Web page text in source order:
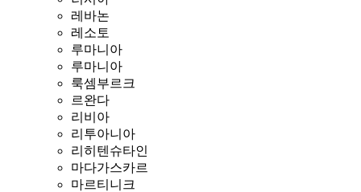
레바논
레소토
루마니아
루마니아
룩셈부르크
르완다
리비아
리투아니아
리히텐슈타인
마다가스카르
마르티니크